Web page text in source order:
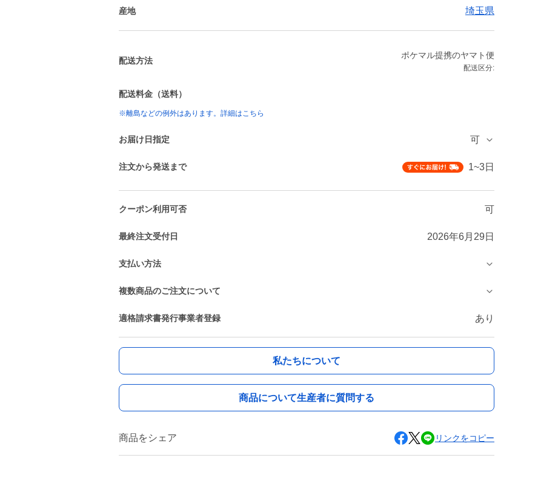
産地 埼玉県
配送方法
ポケマル提携のヤマト便
配送区分:
配送料金（送料）
※離島などの例外はあります。詳細はこちら
お届け日指定 可
注文から発送まで 1~3日
クーポン利用可否 可
最終注文受付日 2026年6月29日
支払い方法
複数商品のご注文について
適格請求書発行事業者登録 あり
私たちについて
商品について生産者に質問する
商品をシェア リンクをコピー